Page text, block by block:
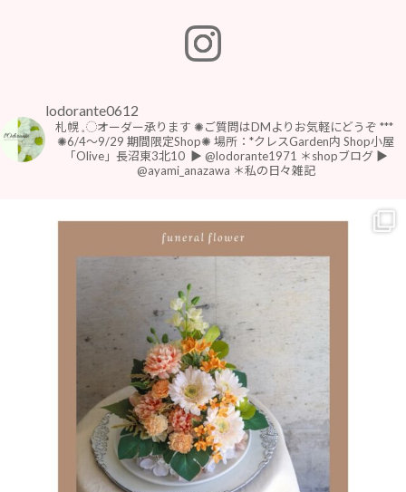
lodorante0612
札幌 𓈒◌オーダー承ります ✺ご質問はDMよりお気軽にどうぞ ***
⁡✺6/4〜9/29 期間限定Shop✺ 場所：*クレスGarden内 Shop小屋
「Olive」長沼東3北10⁡ ▶︎ @lodorante1971 ＊shopブログ ▶︎
@ayami_anazawa ＊私の日々雑記